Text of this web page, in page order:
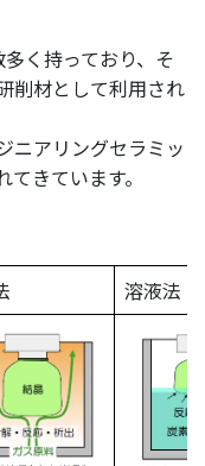
く持っており、そ
削材として利用され
ニアリングセラミッ
きています。
溶液法